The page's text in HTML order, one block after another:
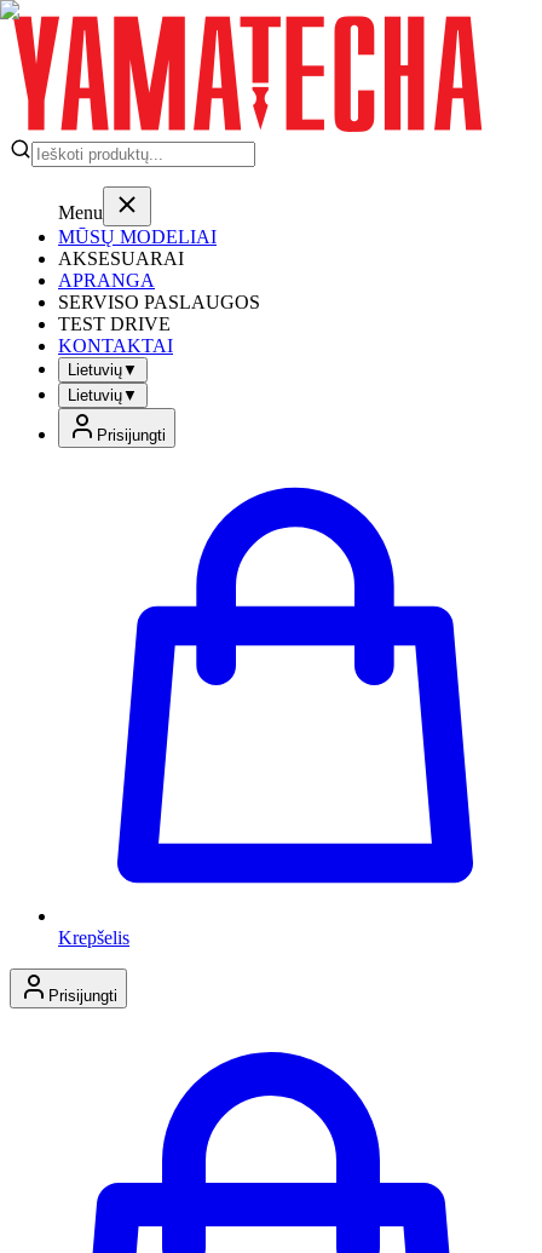
Menu
MŪSŲ MODELIAI
AKSESUARAI
APRANGA
SERVISO PASLAUGOS
TEST DRIVE
KONTAKTAI
Lietuvių▼
Lietuvių▼
Prisijungti
Krepšelis
Prisijungti